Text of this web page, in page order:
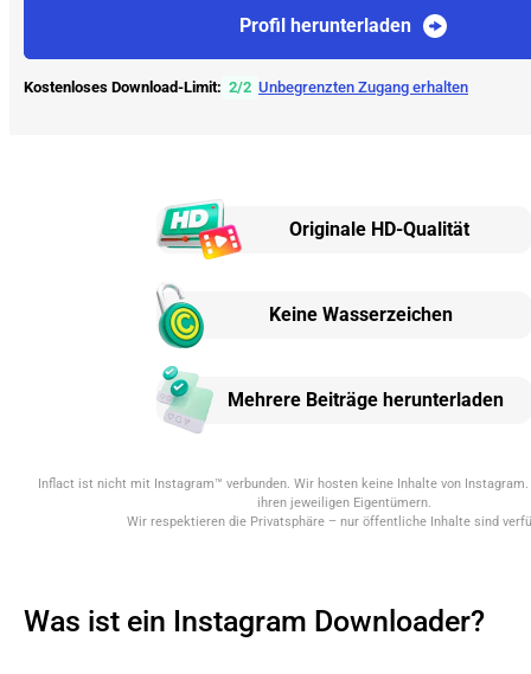
Profil herunterladen
Kostenloses Download-Limit: 2/2 Unbegrenzten Zugang erhalten
Originale HD-Qualität
Keine Wasserzeichen
Mehrere Beiträge herunterladen
Inflact ist nicht mit Instagram™ verbunden. Wir hosten keine Inhalte von Instagram.
ihren jeweiligen Eigentümern.
Wir respektieren die Privatsphäre – nur öffentliche Inhalte sind
Was ist ein Instagram Downloader?